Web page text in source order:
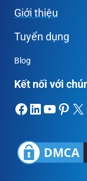
Giới thiệu
Tuyển dụng
Blog
Kết nối với
Facebook
LinkedIn
Youtube
X